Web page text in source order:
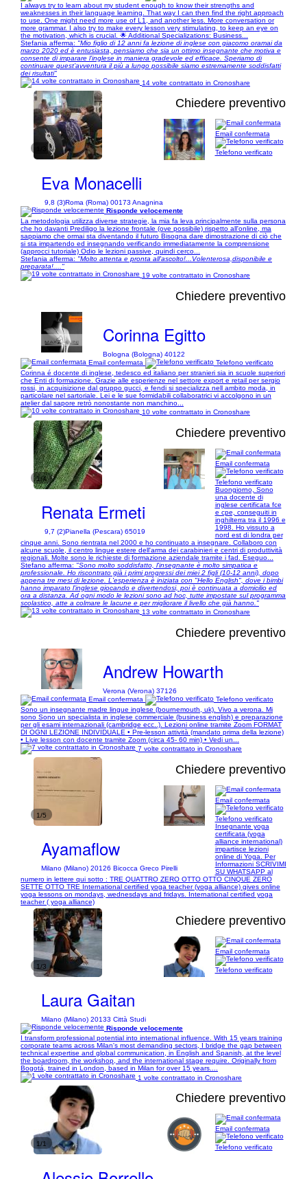
I always try to learn about my student enough to know their strengths and
weaknesses in their language learning. That way I can then find the right approach
to use. One might need more use of L1, and another less. More conversation or
more grammar. I also try to make every lesson very stimulating, to keep an eye on
the motivation, which is crucial. 🌟 Additional Specializations: Business...
Stefania afferma: "Mio figlio di 12 anni fa lezione di inglese con giacomo oramai da
marzo 2020 ed è entusiasta, pensiamo che sia un ottimo insegnante che motiva e
consente di imparare l’inglese in maniera gradevole ed efficace. Speriamo di
continuare quest’avventura il più a lungo possibile siamo estremamente soddisfatti
dei risultati"
14 volte contrattato in Cronoshare
Chiedere preventivo
Eva Monacelli
9,8 (3)Roma (Roma) 00173 Anagnina
Email confermata
Telefono verificato
Risponde velocemente
La metodologia utilizza diverse strategie, la mia fa leva principalmente sulla persona
che ho davanti Prediligo la lezione frontale (ove possibile) rispetto all'online, ma
sappiamo che ormai sta diventando il futuro Bisogna dare dimostrazione di ciò che
si sta impartendo ed insegnando verificando immediatamente la comprensione
(approcci tutoriale) Odio le lezioni passive, quindi cerco...
Stefania afferma: "Molto attenta e pronta all'ascolto!...Volenterosa,disponibile e
preparata!...."
19 volte contrattato in Cronoshare
Chiedere preventivo
Corinna Egitto
Bologna (Bologna) 40122
Email confermata
Telefono verificato
Corinna é docente di inglese, tedesco ed italiano per stranieri sia in scuole superiori
che Enti di formazione. Grazie alle esperienze nel settore export e retail per sergio
rossi, in acquisizione dal gruppo gucci, e fendi si specializza nell ambito moda, in
particolare nel sartoriale. Lei e le sue formidabili collaboratrici vi accolgono in un
atelier dal sapore retrò nonostante non manchino...
10 volte contrattato in Cronoshare
1/4
Chiedere preventivo
Renata Ermeti
9,7 (2)Pianella (Pescara) 65019
Email confermata
Telefono verificato
Buongiorno, Sono
una docente di
inglese certificata fce
e cpe, conseguiti in
inghilterra tra il 1996 e
1998. Ho vissuto a
nord est di londra per
cinque anni. Sono rientrata nel 2000 e ho continuato a insegnare. Collaboro con
alcune scuole, il centro lingue estere dell'arma dei carabinieri e centri di produttività
regionali. Molte sono le richieste di formazione aziendale tramite i fad. Eseguo...
Stefano afferma: "Sono molto soddisfatto, l'insegnante è molto simpatica e
professionale. Ho riscontrato già i primi progressi dei miei 2 figli (10-12 anni), dopo
appena tre mesi di lezione. L'esperienza è iniziata con "Hello English", dove i bimbi
hanno imparato l'inglese giocando e divertendosi, poi è continuata a domicilio ed
ora a distanza. Ad ogni modo le lezioni sono ad hoc, tutte impostate sul programma
scolastico, atte a colmare le lacune e per migliorare il livello che già hanno."
13 volte contrattato in Cronoshare
Chiedere preventivo
Andrew Howarth
Verona (Verona) 37126
Email confermata
Telefono verificato
Sono un insegnante madre lingue inglese (bournemouth, uk). Vivo a verona. Mi
sono Sono un specialista in inglese commerciale (business english) e preparazione
per gli esami internazionali (cambridge ecc..). Lezioni online tramite Zoom FORMAT
DI OGNI LEZIONE INDIVIDUALE • Pre-lesson attività (mandato prima della lezione)
• Live lesson con docente tramite Zoom (circa 45- 60 min) • Vedi un...
7 volte contrattato in Cronoshare
1/5
Chiedere preventivo
Ayamaflow
Milano (Milano) 20126 Bicocca Greco Pirelli
Email confermata
Telefono verificato
Insegnante yoga
certificata (yoga
alliance international)
impartisce lezioni
online di Yoga. Per
Informazioni SCRIVIMI
SU WHATSAPP al
numero in lettere qui sotto : TRE QUATTRO ZERO OTTO OTTO CINQUE ZERO
SETTE OTTO TRE International certified yoga teacher (yoga alliance) gives online
yoga lessons on mondays, wednesdays and fridays. International certified yoga
teacher ( yoga alliance)
1/3
Chiedere preventivo
Laura Gaitan
Milano (Milano) 20133 Città Studi
Email confermata
Telefono verificato
Risponde velocemente
I transform professional potential into international influence. With 15 years training
corporate teams across Milan's most demanding sectors, I bridge the gap between
technical expertise and global communication, in English and Spanish, at the level
the boardroom, the workshop, and the international stage require. Originally from
Bogotá, trained in London, based in Milan for over 15 years....
1 volte contrattato in Cronoshare
1/1
Chiedere preventivo
Email confermata
Telefono verificato